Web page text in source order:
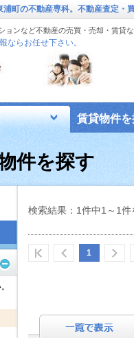
町の不動産専科。不動産査定・
ンなど不動産の売買・売却・賃貸な
ならお任せ下さい。
探す 賃貸物件
針
件を探す
検索結果：1件中1～1
1